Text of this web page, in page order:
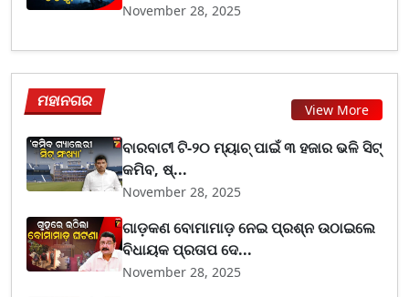
November 28, 2025
ମହାନଗର View More
ବାରବାଟୀ ଟି-୨୦ ମ୍ୟାଚ୍ ପାଇଁ ୩ ହଜାର ଭଳି ସିଟ୍
କମିବ, ଷ୍...
November 28, 2025
ଗାଡ଼କଣ ବୋମାମାଡ଼ ନେଇ ପ୍ରଶ୍ନ ଉଠାଇଲେ
ବିଧାୟକ ପ୍ରତାପ ଦେ...
November 28, 2025